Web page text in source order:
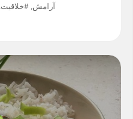
#آرامش,